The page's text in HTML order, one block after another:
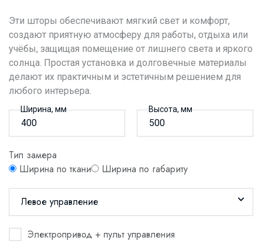
Эти шторы обеспечивают мягкий свет и комфорт,
создают приятную атмосферу для работы, отдыха или
учёбы, защищая помещение от лишнего света и яркого
солнца. Простая установка и долговечные материалы
делают их практичным и эстетичным решением для
любого интерьера.
Ширина, мм Высота, мм
Тип замера
Ширина по ткани
Ширина по габариту
Левое управление
Электропривод + пульт управления